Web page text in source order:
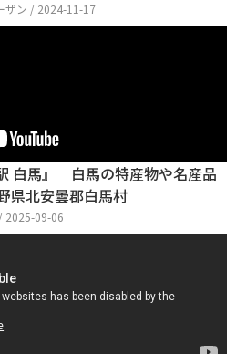
ザン / 2024-11-17
白馬』 白馬の特産物や名産品
県北安曇郡白馬村
2025-09-06